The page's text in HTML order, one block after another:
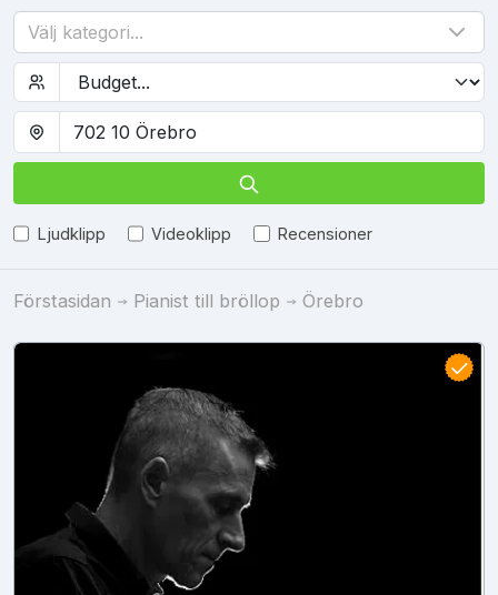
Välj kategori...
Ljudklipp Videoklipp Recensioner
Förstasidan Pianist till bröllop Örebro